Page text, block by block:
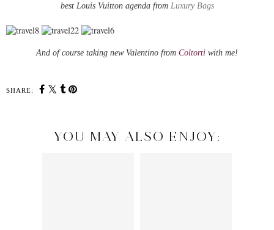
best Louis Vuitton agenda from Luxury Bags
And of course taking new Valentino from Coltorti with me!
SHARE:
YOU MAY ALSO ENJOY: